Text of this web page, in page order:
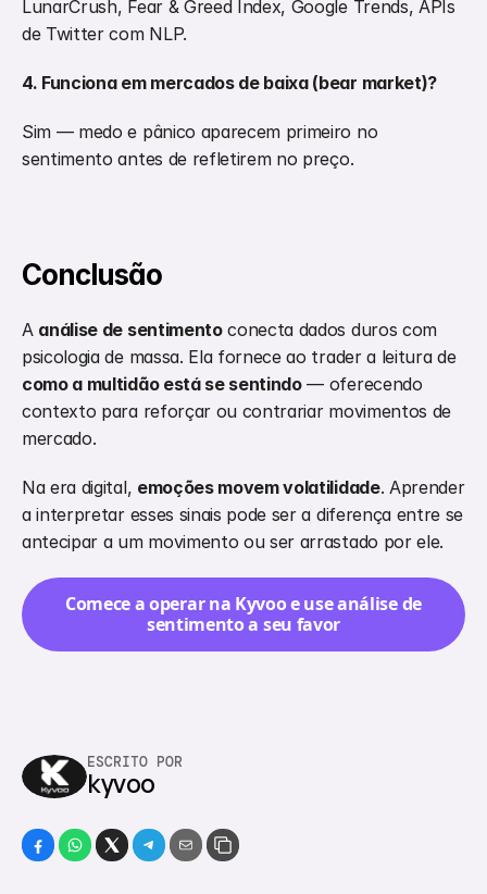
LunarCrush, Fear & Greed Index, Google Trends, APIs
de Twitter com NLP.
4. Funciona em mercados de baixa (bear market)?
Sim — medo e pânico aparecem primeiro no
sentimento antes de refletirem no preço.
Conclusão
A análise de sentimento conecta dados duros com
psicologia de massa. Ela fornece ao trader a leitura de
como a multidão está se sentindo — oferecendo
contexto para reforçar ou contrariar movimentos de
mercado.
Na era digital, emoções movem volatilidade. Aprender
a interpretar esses sinais pode ser a diferença entre se
antecipar a um movimento ou ser arrastado por ele.
Comece a operar na Kyvoo e use análise de
sentimento a seu favor
kyvoo
ESCRITO POR